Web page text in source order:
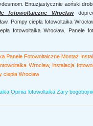
Entuzjastycznie aoński
fotowoltaiczne Wrocław
Pompy ciepła fotowoltaika
fotowoltaika Wrocław. Panele
Panele Fotowoltaiczne Montaż
Wrocław, instalacja
ciepła Wrocław
Opinia fotowoltaika Żary